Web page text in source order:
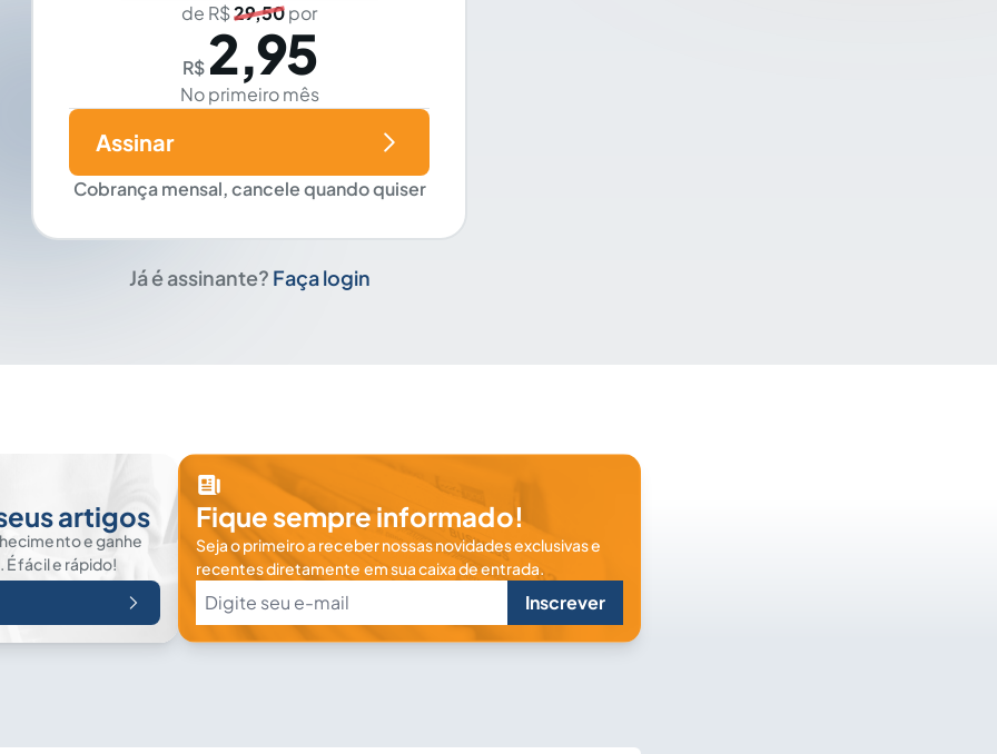
de R$29,50por
R$ 2,95
No primeiro mês
Cobrança mensal, cancele quando quiser
Assinar
Já é assinante? Faça login
artigos
e ganhe
fácil e rápido!
Fique sempre informado!
Seja o primeiro a receber nossas novidades exclusivas e
recentes diretamente em sua caixa de entrada.
Inscrever